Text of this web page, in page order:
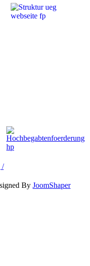
/
By JoomShaper